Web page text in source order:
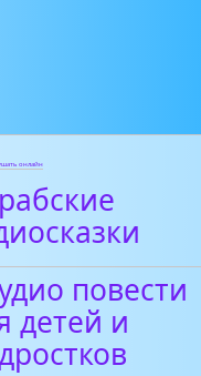
онлайн
повести
детей и